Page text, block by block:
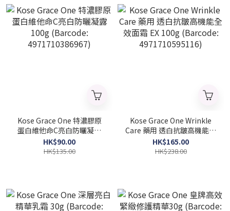
Kose Grace One 特濃膠原
蛋白維他命C亮白防曬凝露
100g (Barcode:
4971710386967)
HK$90.00
HK$135.00
Kose Grace One Wrinkle
Care 藥用 透白抗皺高機能全
效面霜 EX 100g (Barcode:
4971710595116)
HK$165.00
HK$238.00